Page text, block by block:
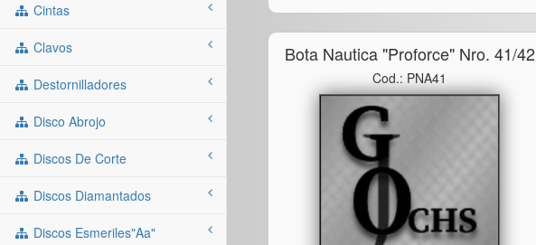
Cintas
Clavos
Destornilladores
Disco Abrojo
Discos De Corte
Discos Diamantados
Discos Esmeriles"aa"
Bota Nautica "proforce" Nro. 41/42
Cod.: PNA41